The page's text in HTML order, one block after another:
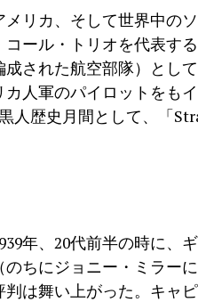
メリカ、そして世界中の
ール・トリオを代表す
された航空部隊）とし
人軍のパイロットをも
人歴史月間として、「
年、20代前半の時に、
ちにジョニー・ミラー
は舞い上がった。キャ